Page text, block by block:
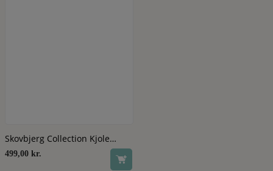
Skovbjerg Collection Kjole
Cecilia Fløjl Grey
499,00 kr.